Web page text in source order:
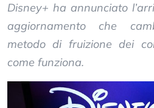
Disney+ ha annunciato
aggiornamento che
metodo di fruizione dei
come funziona.